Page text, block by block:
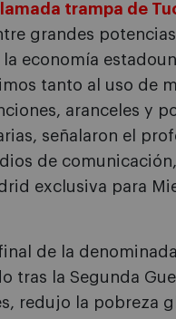
trampa de
grandes
economía
tanto al uso de
aranceles y
señalaron el
de
exclusiva para
de la
tras la Segunda
redujo la pobreza